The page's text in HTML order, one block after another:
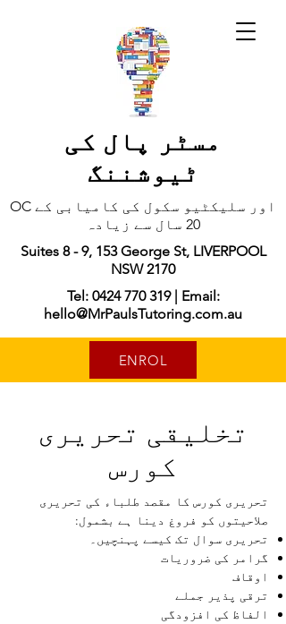
مسٹر پال کی
ٹیوشننگ
OC اور سلیکٹیو سکول کی کامیابی کے
20 سال سے زیادہ
Suites 8 - 9, 153 George St, LIVERPOOL
NSW 2170
Tel: 0424 770 319 | Email:
hello@MrPaulsTutoring.com.au
ENROL
تخلیقی تحریری
کورس
تحریری کورس کا مقصد طلباء کی تحریری
صلاحیتوں کو فروغ دینا ہے بشمول:
تحریری سوال تک کیسے پہنچیں۔
گرامر کی ضروریات
اوقاف
ترقی پذیر جملے
الفاظ کی افزودگی